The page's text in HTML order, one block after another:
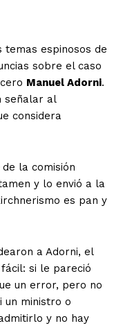
espinosos de
sobre el caso
Manuel Adorni.
señalar al
considera
la comisión
y lo envió a la
es pan y
a Adorni, el
si le pareció
un error, pero no
un ministro o
y no hay